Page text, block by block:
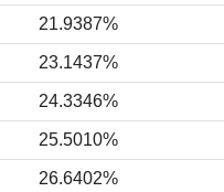
21.9387%
23.1437%
24.3346%
25.5010%
26.6402%